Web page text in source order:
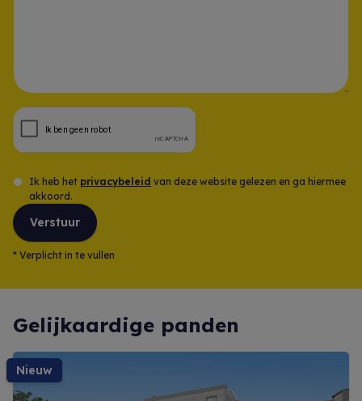
Ik heb het privacybeleid van deze website gelezen en ga hiermee
akkoord.
Verstuur
* Verplicht in te vullen
Gelijkaardige panden
nieuw